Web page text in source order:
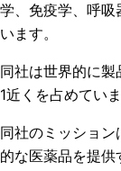
学、免疫学、呼吸
います。
同社は世界的に
1近くを占めていま
同社のミッショ
的な医薬品を提供